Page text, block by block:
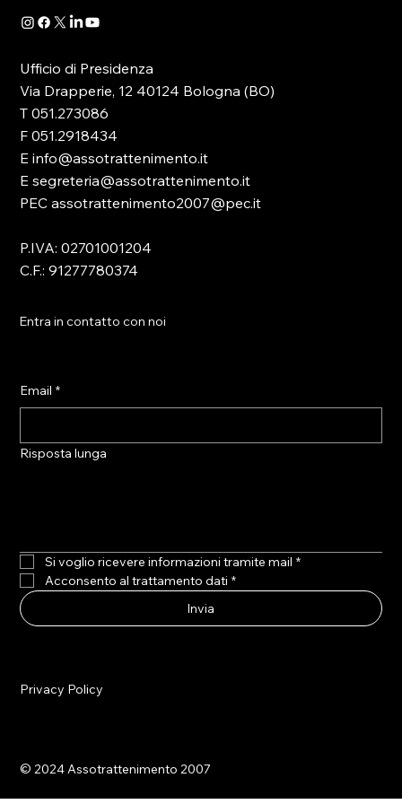
Ufficio di Presidenza
Via Drapperie, 12 40124 Bologna (BO)
T 051.273086
F 051.2918434
E info@assotrattenimento.it
E segreteria@assotrattenimento.it
PEC assotrattenimento2007@pec.it
P.IVA: 02701001204
C.F.: 91277780374
Entra in contatto con noi
Email *
Risposta lunga
Si voglio ricevere informazioni tramite mail *
Acconsento al trattamento dati *
Invia
Privacy Policy
© 2024 Assotrattenimento 2007